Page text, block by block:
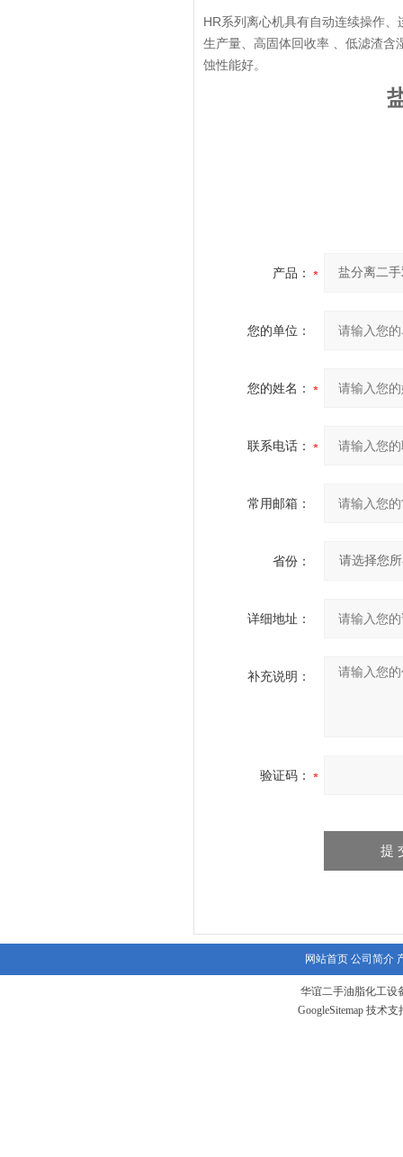
HR系列离心机具有自动连续操作
生产量、高固体回收率 、低滤渣含
蚀性能好。
产品：
您的单位：
您的姓名：
联系电话：
常用邮箱：
省份：
详细地址：
补充说明：
验证码：
网站首页 公司简介
华谊二手油脂化工设
GoogleSitemap 技术支